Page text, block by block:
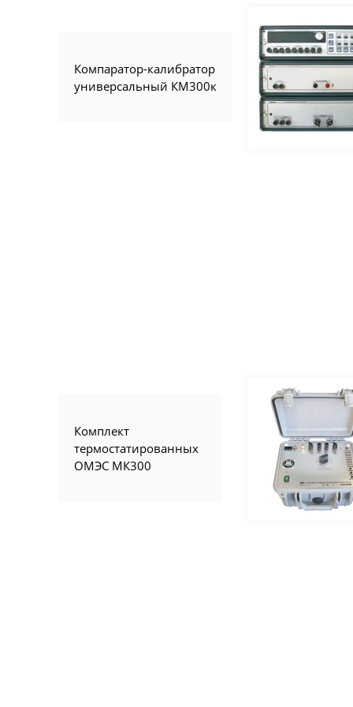
Компаратор-калибратор
универсальный КМ300к
Комплект
термостатированных
ОМЭС МК300